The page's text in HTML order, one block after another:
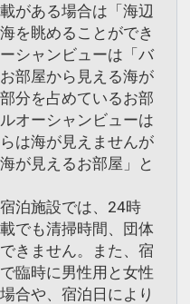
がある場合は「海辺
を眺めることができ
シャンビューは「バ
部屋から見える海が
分を占めているお部
オーシャンビューは
らは海が見えませんが
が見えるお部屋」と
泊施設では、24時
でも清掃時間、団体
きません。また、宿
臨時に男性用と女性
合や、宿泊日により